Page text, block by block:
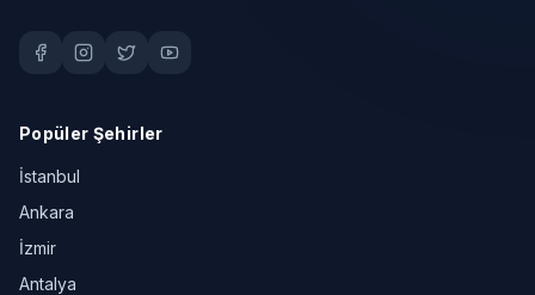
Popüler Şehirler
İstanbul
Ankara
İzmir
Antalya